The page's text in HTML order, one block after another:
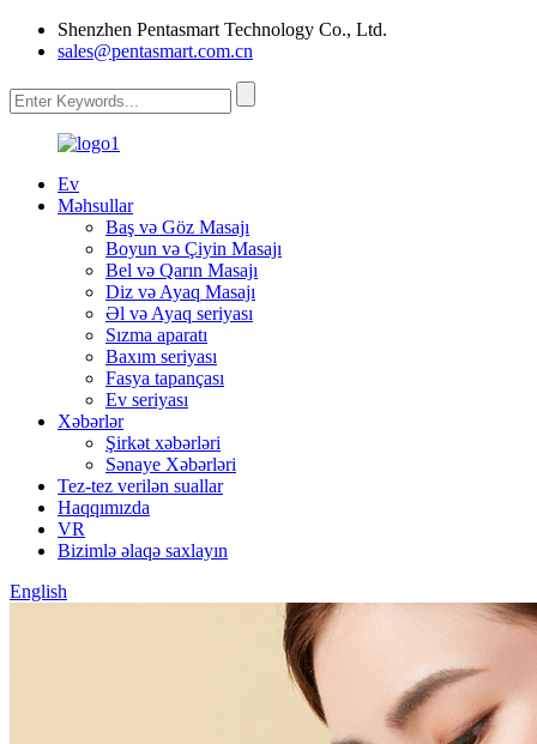
Shenzhen Pentasmart Technology Co., Ltd.
sales@pentasmart.com.cn
Ev
Məhsullar
Baş və Göz Masajı
Boyun və Çiyin Masajı
Bel və Qarın Masajı
Diz və Ayaq Masajı
Əl və Ayaq seriyası
Sızma aparatı
Baxım seriyası
Fasya tapançası
Ev seriyası
Xəbərlər
Şirkət xəbərləri
Sənaye Xəbərləri
Tez-tez verilən suallar
Haqqımızda
VR
Bizimlə əlaqə saxlayın
English